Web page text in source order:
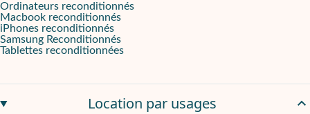
Ordinateurs reconditionnés
Macbook reconditionnés
iPhones reconditionnés
Samsung Reconditionnés
Tablettes reconditionnées
Location par usages